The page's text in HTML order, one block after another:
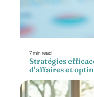
7 min read
Stratégies
d’affaires et